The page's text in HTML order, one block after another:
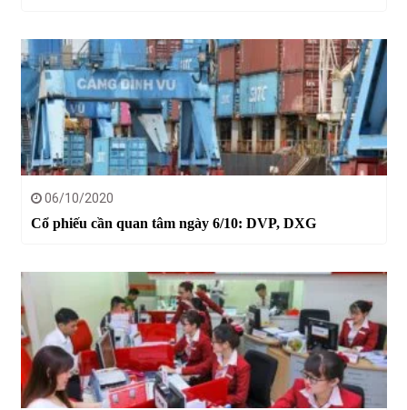
06/10/2020
Cổ phiếu cần quan tâm ngày 6/10: DVP, DXG